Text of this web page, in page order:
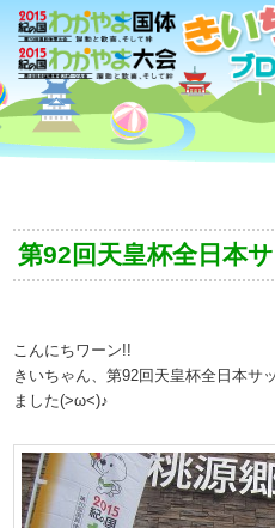
第92回天皇杯全日本
こんにちワーン!!
きいちゃん、第92回天皇杯全日本サ
ました(>ω<)♪